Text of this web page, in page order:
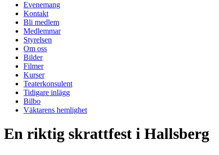
Evenemang
Kontakt
Bli medlem
Medlemmar
Styrelsen
Om oss
Bilder
Filmer
Kurser
Teaterkonsulent
Tidigare inlägg
Bilbo
Väktarens hemlighet
En riktig skrattfest i Hallsberg